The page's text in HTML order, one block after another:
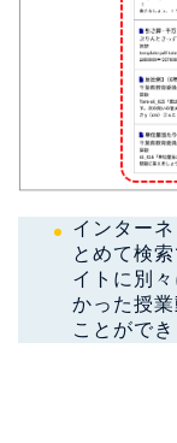
インター
とめて検
イトに別
かった授
ことができ